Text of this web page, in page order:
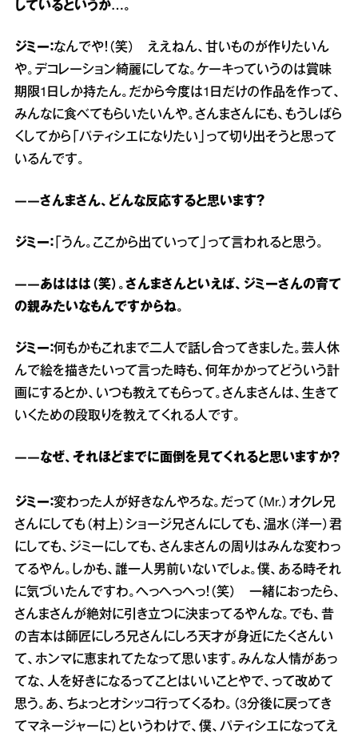
しているというか…。
ジミー：なんでや！（笑） ええねん、甘いものが作りたいん
や。デコレーション綺麗にしてな。ケーキっていうのは賞味
期限1日しか持たん。だから今度は1日だけの作品を作って、
みんなに食べてもらいたいんや。さんまさんにも、もうしばら
くしてから「パティシエになりたい」って切り出そうと思って
いるんです。
――さんまさん、どんな反応すると思います？
ジミー： 「うん。ここから出ていって」って言われると思う。
――あははは（笑）。さんまさんといえば、ジミーさんの育て
の親みたいなもんですからね。
ジミー：何もかもこれまで二人で話し合ってきました。芸人休
んで絵を描きたいって言った時も、何年かかってどういう計
画にするとか、いつも教えてもらって。さんまさんは、生きて
いくための段取りを教えてくれる人です。
――なぜ、それほどまでに面倒を見てくれると思いますか？
ジミー：変わった人が好きなんやろな。だって（Mr.）オクレ兄
さんにしても（村上）ショージ兄さんにしても、温水（洋一）君
にしても、ジミーにしても、さんまさんの周りはみんな変わっ
てるやん。しかも、誰一人男前いないでしょ。僕、ある時それ
に気づいたんですわ。へっへっへっ！（笑） 一緒におったら、
さんまさんが絶対に引き立つに決まってるやんな。でも、昔
の吉本は師匠にしろ兄さんにしろ天才が身近にたくさんい
て、ホンマに恵まれてたなって思います。みんな人情があっ
てな、人を好きになるってことはいいことやで、って改めて
思う。あ、ちょっとオシッコ行ってくるわ。（3分後に戻ってき
てマネージャーに）というわけで、僕、パティシエになってえ